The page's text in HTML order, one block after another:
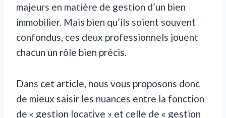
majeurs en matière de gestion d’un bien
immobilier. Mais bien qu’ils soient souvent
confondus, ces deux professionnels jouent
chacun un rôle bien précis.
Dans cet article, nous vous proposons donc
de mieux saisir les nuances entre la fonction
de « gestion locative » et celle de « gestion